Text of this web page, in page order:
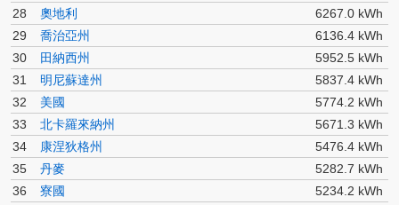
28
奧地利
6267.0 kWh
29
喬治亞州
6136.4 kWh
30
田納西州
5952.5 kWh
31
明尼蘇達州
5837.4 kWh
32
美國
5774.2 kWh
33
北卡羅來納州
5671.3 kWh
34
康涅狄格州
5476.4 kWh
35
丹麥
5282.7 kWh
36
寮國
5234.2 kWh